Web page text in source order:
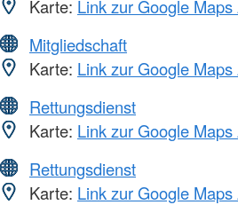
Karte: Link zur Google
Mitgliedschaft
Karte: Link zur Google
Rettungsdienst
Karte: Link zur Google
Rettungsdienst
Karte: Link zur Google